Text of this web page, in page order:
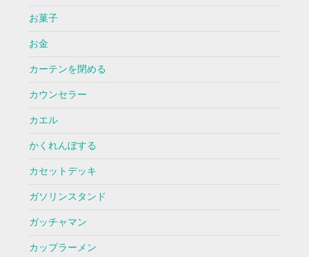
お菓子
お金
カーテンを閉める
カウンセラー
カエル
かくれんぼする
カセットデッキ
ガソリンスタンド
ガッチャマン
カップラーメン